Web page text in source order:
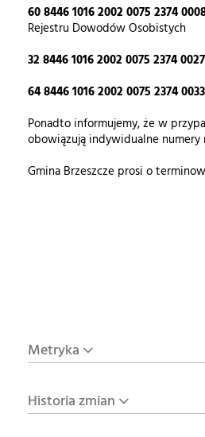
60 8446 1016 2002 0075 2374
Rejestru Dowodów Osobistych
32 8446 1016 2002 0075 2374 0027
64 8446 1016 2002 0075 2374 0033
Ponadto informujemy, że w
obowiązują indywidualne numery
Gmina Brzeszcze prosi o
Metryka
Historia zmian